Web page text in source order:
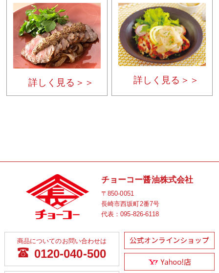
詳しく見る＞＞ 詳しく見る＞＞
チョーコー醤油株式会社
〒850-0051
長崎市西坂町2番7号
代表：095-826-6118
商品についてのお問い合わせは
0120-040-500